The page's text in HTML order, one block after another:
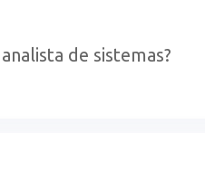
de sistemas?